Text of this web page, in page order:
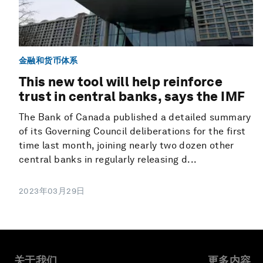
金融和货币体系
This new tool will help reinforce
trust in central banks, says the IMF
The Bank of Canada published a detailed summary
of its Governing Council deliberations for the first
time last month, joining nearly two dozen other
central banks in regularly releasing d...
2023年03月29日
关于我们 更多内容